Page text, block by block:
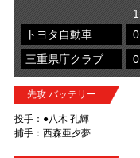
1
トヨタ自動車
0
三重県庁クラブ
0
先攻 バッテリー
投手：●八木 孔輝
捕手：西森亜夕夢